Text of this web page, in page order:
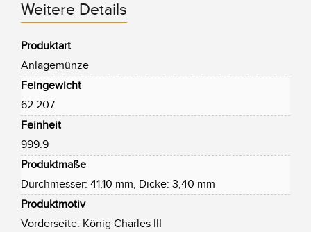
Weitere Details
Produktart
Anlagemünze
Feingewicht
62.207
Feinheit
999.9
Produktmaße
Durchmesser: 41,10 mm, Dicke: 3,40 mm
Produktmotiv
Vorderseite: König Charles III